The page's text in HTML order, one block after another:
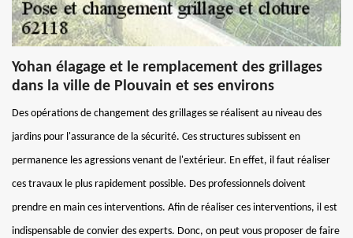
Yohan élagage et le remplacement des grillages
dans la ville de Plouvain et ses environs
Des opérations de changement des grillages se réalisent au niveau des
jardins pour l'assurance de la sécurité. Ces structures subissent en
permanence les agressions venant de l'extérieur. En effet, il faut réaliser
ces travaux le plus rapidement possible. Des professionnels doivent
prendre en main ces interventions. Afin de réaliser ces interventions, il est
indispensable de convier des experts. Donc, on peut vous proposer de faire